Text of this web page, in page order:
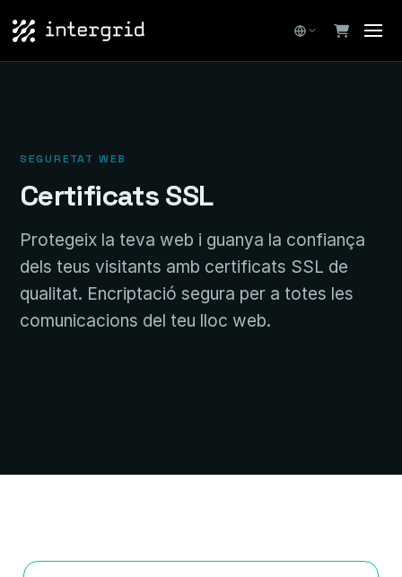
SEGURETAT WEB
Certificats SSL
Protegeix la teva web i guanya la confiança
dels teus visitants amb certificats SSL de
qualitat. Encriptació segura per a totes les
comunicacions del teu lloc web.